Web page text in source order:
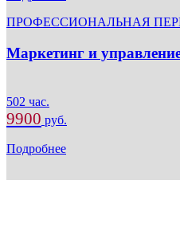
ПРОФЕССИОНАЛЬНАЯ
Маркетинг и
502 час.
9900 руб.
Подробнее